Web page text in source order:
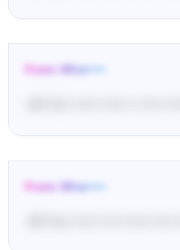
From: Wha•••••
<#• Yo•• •••••• •••••• •• •••••
From: Wha•••••
<#• Yo•• •••••• ••••• •••••• •••••